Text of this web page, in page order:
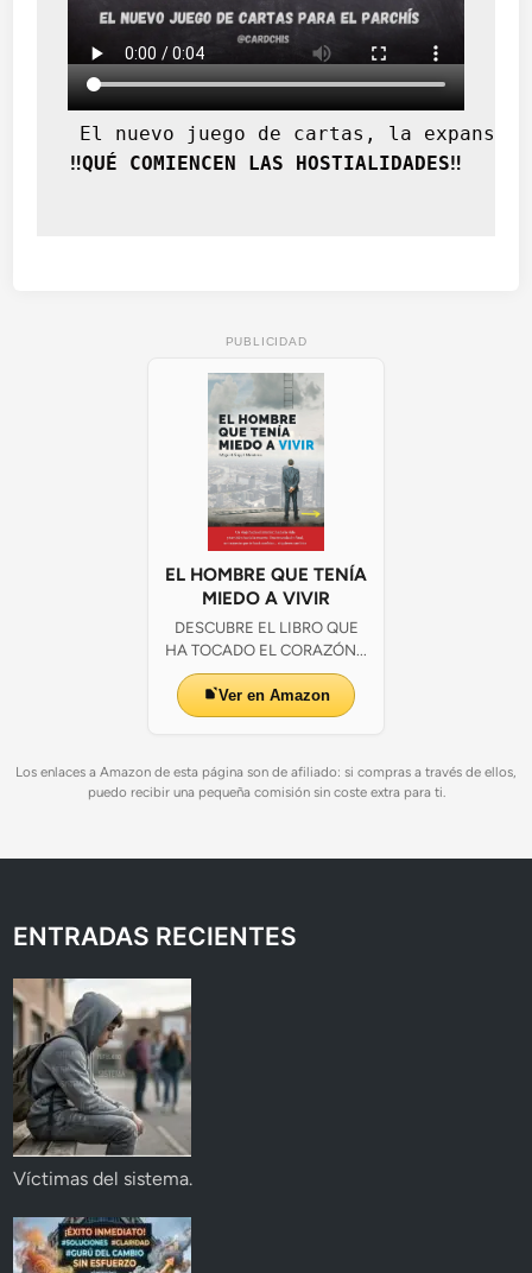
El nuevo juego de cartas, la
‼️QUÉ COMIENCEN LAS HOSTIALIDADES‼️
PUBLICIDAD
EL HOMBRE QUE TENÍA
MIEDO A VIVIR
DESCUBRE EL LIBRO QUE
HA TOCADO EL CORAZÓN...
Ver en Amazon
Los enlaces a Amazon de esta página son de afiliado: si compras a través de ellos,
puedo recibir una pequeña comisión sin coste extra para ti.
ENTRADAS RECIENTES
Víctimas del sistema.